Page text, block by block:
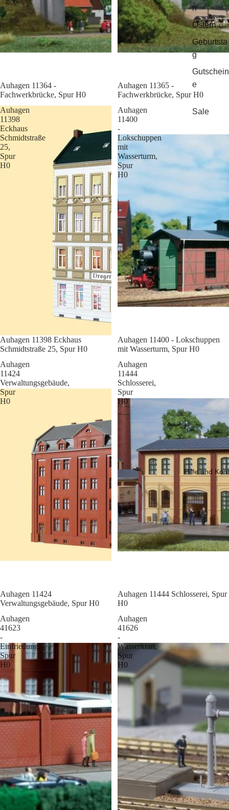
n
Ostern
Geburtsta
g
Gutschein
e
Sale
Hilfe und
Sale
Auhagen 11364 -
Fachwerkbrücke, Spur H0
Sale
Auhagen 11365 -
Fachwerkbrücke, Spur H0
Auhagen
11398
Eckhaus
Schmidtstraße
25,
Spur
H0
Sale
Auhagen 11398 Eckhaus
Schmidtstraße 25, Spur H0
Auhagen
11400
-
Lokschuppen
mit
Wasserturm,
Spur
H0
Sale
Auhagen 11400 - Lokschuppen
mit Wasserturm, Spur H0
Auhagen
11424
Verwaltungsgebäude,
Spur
H0
Sale
Auhagen 11424
Verwaltungsgebäude, Spur H0
Auhagen
11444
Schlosserei,
Spur
H0
Sale
Auhagen 11444 Schlosserei, Spur
H0
Auhagen
41623
-
Einfriedung,
Spur
H0
Auhagen
41626
-
Wasserkran,
Spur
H0